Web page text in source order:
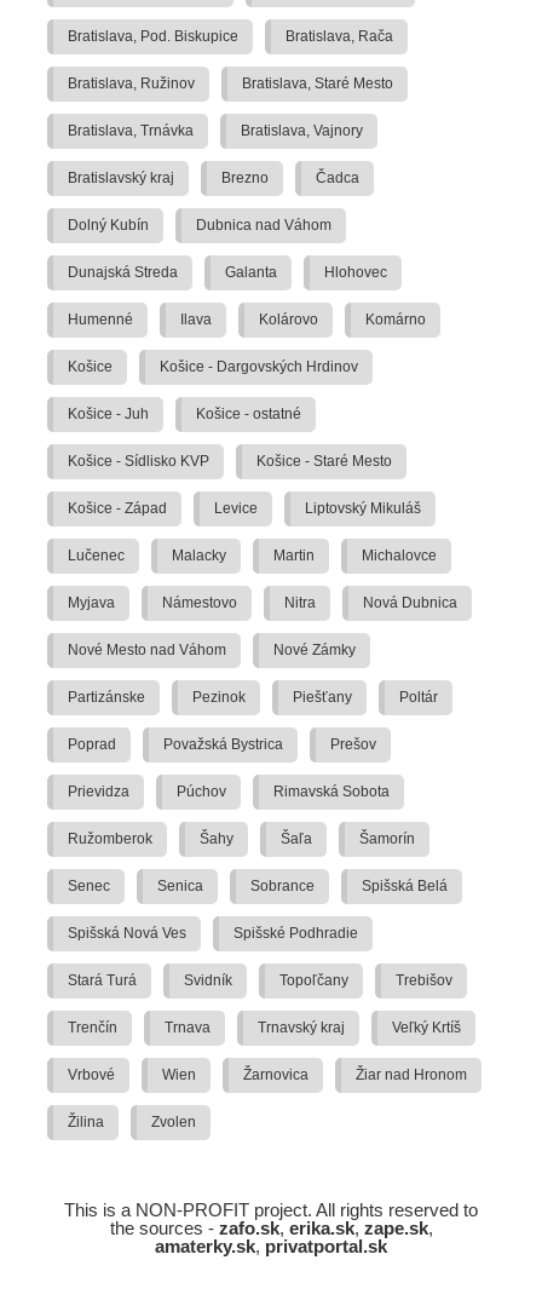
Bratislava, Pod. Biskupice Bratislava, Rača
Bratislava, Ružinov Bratislava, Staré Mesto
Bratislava, Trnávka Bratislava, Vajnory
Bratislavský kraj Brezno Čadca
Dolný Kubín Dubnica nad Váhom
Dunajská Streda Galanta Hlohovec
Humenné Ilava Kolárovo Komárno
Košice Košice - Dargovských Hrdinov
Košice - Juh Košice - ostatné
Košice - Sídlisko KVP Košice - Staré Mesto
Košice - Západ Levice Liptovský Mikuláš
Lučenec Malacky Martin Michalovce
Myjava Námestovo Nitra Nová Dubnica
Nové Mesto nad Váhom Nové Zámky
Partizánske Pezinok Piešťany Poltár
Poprad Považská Bystrica Prešov
Prievidza Púchov Rimavská Sobota
Ružomberok Šahy Šaľa Šamorín
Senec Senica Sobrance Spišská Belá
Spišská Nová Ves Spišské Podhradie
Stará Turá Svidník Topoľčany Trebišov
Trenčín Trnava Trnavský kraj Veľký Krtíš
Vrbové Wien Žarnovica Žiar nad Hronom
Žilina Zvolen
This is a NON-PROFIT project. All rights reserved to
the sources - zafo.sk, erika.sk, zape.sk,
amaterky.sk, privatportal.sk